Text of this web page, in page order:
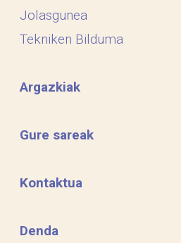
Jolasgunea
Tekniken Bilduma
Argazkiak
Gure sareak
Kontaktua
Denda